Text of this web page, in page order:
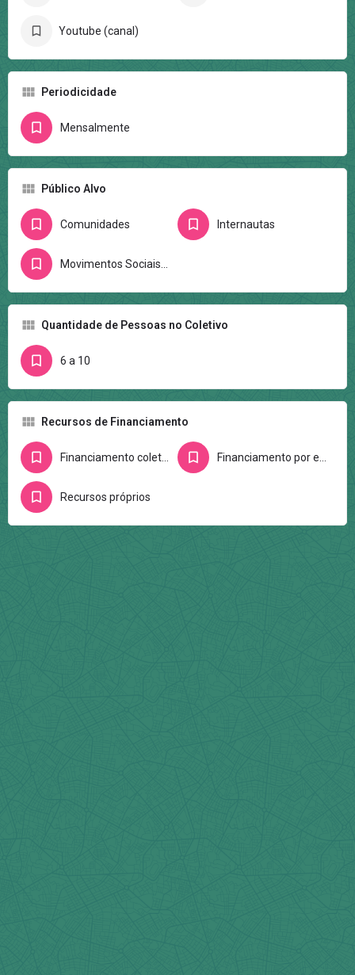
Youtube (canal)
Periodicidade
Mensalmente
Público Alvo
Comunidades Internautas
Movimentos Sociais/Ativistas
Quantidade de Pessoas no Coletivo
6 a 10
Recursos de Financiamento
Financiamento coletivo na internet Financiamento por editais
Recursos próprios